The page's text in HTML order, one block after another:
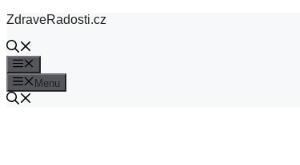
Přeskočit
obsah
ZdraveRadosti.cz
Menu